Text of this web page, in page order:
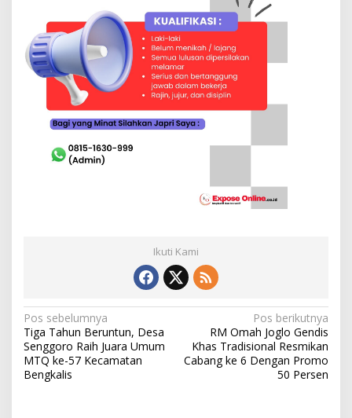
Ikuti Kami
N
a
v
Pos sebelumnya
Tiga Tahun Beruntun, Desa
Senggoro Raih Juara Umum
MTQ ke-57 Kecamatan
Bengkalis
Pos berikutnya
RM Omah Joglo Gendis
Khas Tradisional Resmikan
Cabang ke 6 Dengan Promo
50 Persen